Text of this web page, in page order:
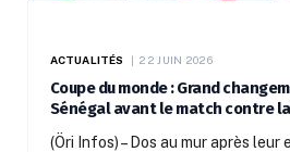
ACTUALITÉS 22 JUIN 2026
Coupe du monde : Grand
Sénégal avant le match contre
(Öri Infos) – Dos au mur après leur